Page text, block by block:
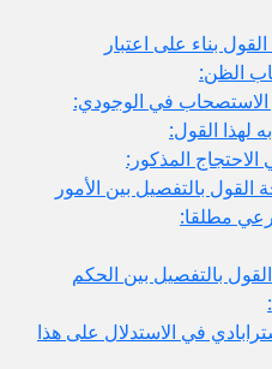
بناء على اعتبار
الظن:
الاستصحاب في الوجودي:
لهذا القول:
المذكور:
بالتفصيل بين الأمور
مطلقا:
بالتفصيل بين الحكم
في الاستدلال على هذا